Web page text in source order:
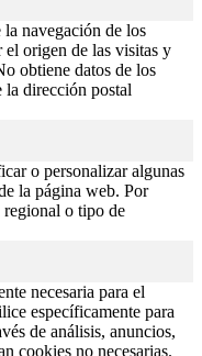
navegación de los
origen de las visitas y
obtiene datos de los
la dirección postal
o personalizar algunas
la página web. Por
o tipo de
necesaria para el
específicamente para
de análisis, anuncios,
cookies no necesarias.